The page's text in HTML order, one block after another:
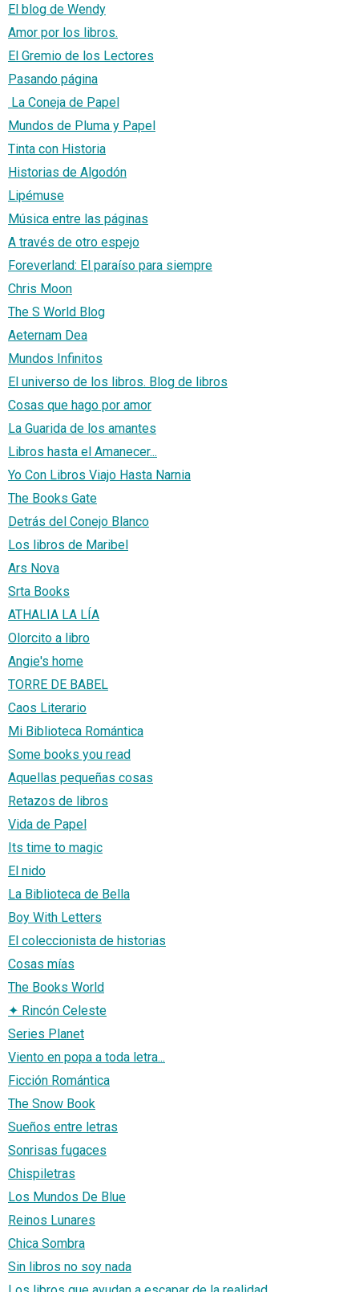
El blog de Wendy
Amor por los libros.
El Gremio de los Lectores
Pasando página
La Coneja de Papel
Mundos de Pluma y Papel
Tinta con Historia
Historias de Algodón
Lipémuse
Música entre las páginas
A través de otro espejo
Foreverland: El paraíso para siempre
Chris Moon
The S World Blog
Aeternam Dea
Mundos Infinitos
El universo de los libros. Blog de libros
Cosas que hago por amor
La Guarida de los amantes
Libros hasta el Amanecer...
Yo Con Libros Viajo Hasta Narnia
The Books Gate
Detrás del Conejo Blanco
Los libros de Maribel
Ars Nova
Srta Books
ATHALIA LA LÍA
Olorcito a libro
Angie's home
TORRE DE BABEL
Caos Literario
Mi Biblioteca Romántica
Some books you read
Aquellas pequeñas cosas
Retazos de libros
Vida de Papel
Its time to magic
El nido
La Biblioteca de Bella
Boy With Letters
El coleccionista de historias
Cosas mías
The Books World
✦ Rincón Celeste
Series Planet
Viento en popa a toda letra...
Ficción Romántica
The Snow Book
Sueños entre letras
Sonrisas fugaces
Chispiletras
Los Mundos De Blue
Reinos Lunares
Chica Sombra
Sin libros no soy nada